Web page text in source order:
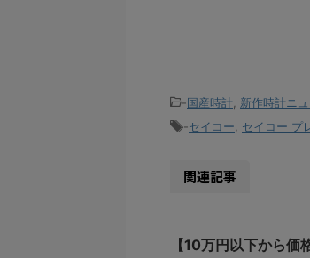
-国産時計 新作時計ニ
-セイコー セイコー プ
関連記事
【10万円以下から